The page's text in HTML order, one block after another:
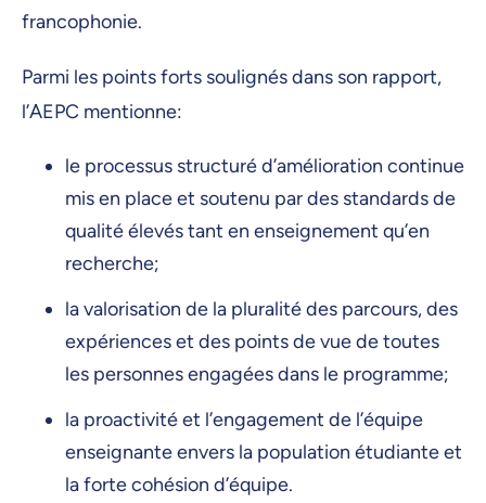
francophonie.
Parmi les points forts soulignés dans son rapport,
l’AEPC mentionne:
le processus structuré d’amélioration continue
mis en place et soutenu par des standards de
qualité élevés tant en enseignement qu’en
recherche;
la valorisation de la pluralité des parcours, des
expériences et des points de vue de toutes
les personnes engagées dans le programme;
la proactivité et l’engagement de l’équipe
enseignante envers la population étudiante et
la forte cohésion d’équipe.